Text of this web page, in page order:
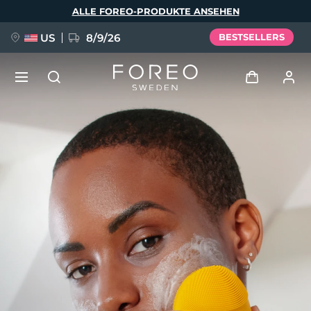
ALLE FOREO-PRODUKTE ANSEHEN
US 8/9/26 BESTSELLERS
Benutzerkonto
Meine Geräte
Meine Bestellungen
Meine Adressen
Meine Abonnements
NEU
FAQ™ Pure Beauty-Tech Elixir
BREAKING NEWS
issa™ Teeth Whitening Set
Sprache
English Deutsch
Español
Français
Italiano
Português
Svenska
Русский
Türkçe
简体中文 繁體中文